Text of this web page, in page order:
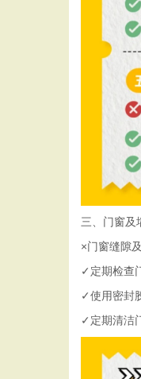
三、门窗及
×门窗缝隙
✓定期检查
✓使用密封
✓定期清洁